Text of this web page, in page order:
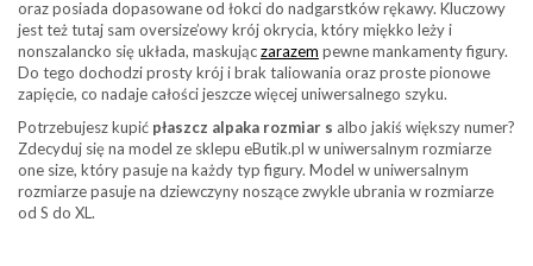
oraz posiada dopasowane od łokci do nadgarstków rękawy. Kluczowy
jest też tutaj sam oversize’owy krój okrycia, który miękko leży i
nonszalancko się układa, maskujączarazem pewne mankamenty figury.
Do tego dochodzi prosty krój i brak taliowania oraz proste pionowe
zapięcie, co nadaje całości jeszcze więcej uniwersalnego szyku.
Potrzebujesz kupić płaszcz alpaka rozmiar s albo jakiś większy numer?
Zdecyduj się na model ze sklepu eButik.pl w uniwersalnym rozmiarze
one size, który pasuje na każdy typ figury. Model w uniwersalnym
rozmiarze pasuje na dziewczyny noszące zwykle ubrania w rozmiarze
od S do XL.